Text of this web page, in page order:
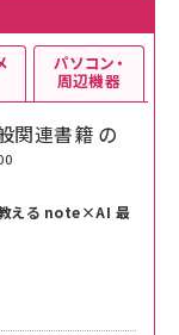
関連書籍 の
教える note×AI 最
パソコン・
周辺機器